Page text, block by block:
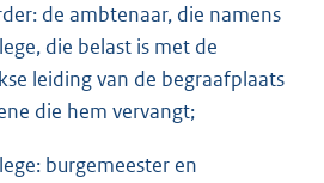
de ambtenaar, die namens
die belast is met de
leiding van de begraafplaats
die hem vervangt;
burgemeester en